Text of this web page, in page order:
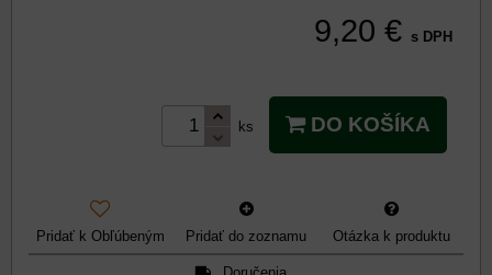
9,20 € s DPH
ks DO KOŠÍKA
Pridať k Obľúbeným Pridať do zoznamu Otázka k produktu